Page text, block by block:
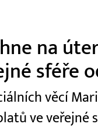
na
sféře
věcí
ve veřejné